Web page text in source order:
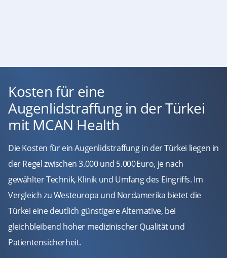
Kosten für eine
Augenlidstraffung in der Türkei
mit MCAN Health
Die Kosten für ein Augenlidstraffung in der Türkei liegen in
der Regel zwischen 3.000 und 5.000 Euro, je nach
gewählter Technik, Klinik und Umfang des Eingriffs. Im
Vergleich zu Westeuropa und Nordamerika bietet die
Türkei eine deutlich günstigere Alternative, bei
gleichbleibend hoher medizinischer Qualität und
Patientensicherheit.